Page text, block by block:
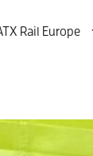
Rail Europe